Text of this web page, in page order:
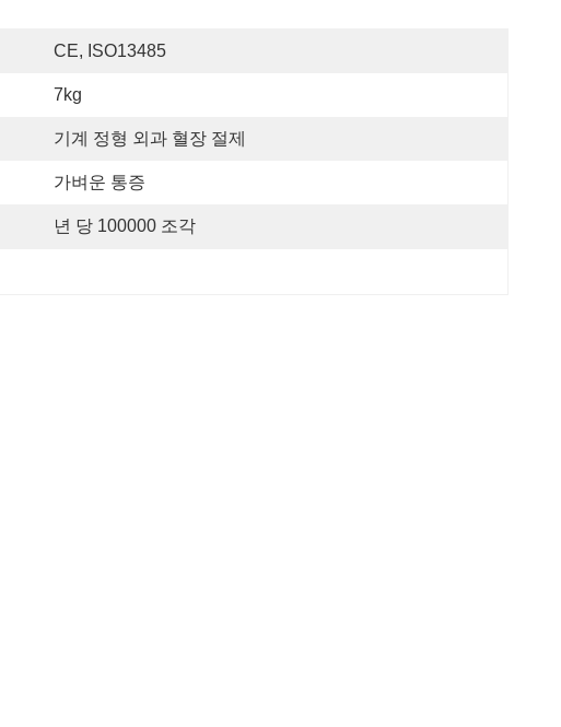
CE, ISO13485
7kg
기계 정형 외과 혈장 절제
가벼운 통증
년 당 100000 조각